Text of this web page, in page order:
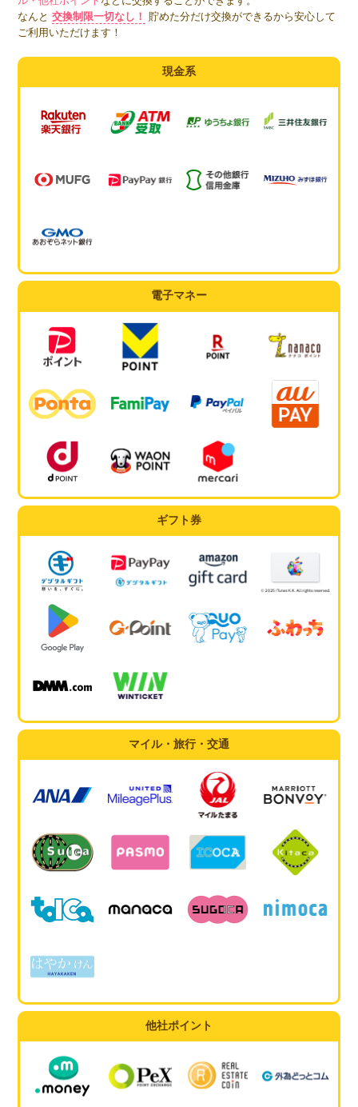
なんと 交換制限一切なし！
貯めた分だけ交換ができるから安心して
ご利用いただけます！
現金系
電子マネー
ギフト券
マイル・旅行・交通
他社ポイント